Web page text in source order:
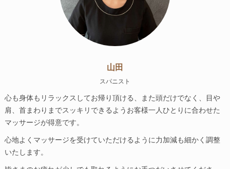
山田
スパニスト
心も身体もリラックスしてお帰り頂ける、また頭だけでなく、目や
肩、首まわりまでスッキリできるようお客様一人ひとりに合わせた
マッサージが得意です。
心地よくマッサージを受けていただけるように力加減も細かく調整
いたします。